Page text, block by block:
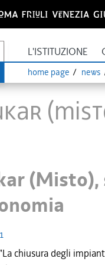
L'ISTITUZIONE
home page news
chiusura degli